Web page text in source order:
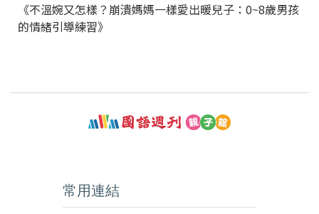
《不溫婉又怎樣？崩潰媽媽一樣愛出暖兒子：0~8歲男孩
的情緒引導練習》
常用連結